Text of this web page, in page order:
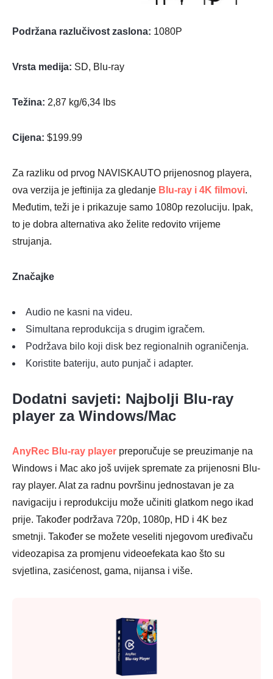
Podržana razlučivost zaslona: 1080P
Vrsta medija: SD, Blu-ray
Težina: 2,87 kg/6,34 lbs
Cijena: $199.99
Za razliku od prvog NAVISKAUTO prijenosnog playera,
ova verzija je jeftinija za gledanje Blu-ray i 4K filmovi.
Međutim, teži je i prikazuje samo 1080p rezoluciju. Ipak,
to je dobra alternativa ako želite redovito vrijeme
strujanja.
Značajke
Audio ne kasni na videu.
Simultana reprodukcija s drugim igračem.
Podržava bilo koji disk bez regionalnih ograničenja.
Koristite bateriju, auto punjač i adapter.
Dodatni savjeti: Najbolji Blu-ray
player za Windows/Mac
AnyRec Blu-ray player preporučuje se preuzimanje na
Windows i Mac ako još uvijek spremate za prijenosni Blu-
ray player. Alat za radnu površinu jednostavan je za
navigaciju i reprodukciju može učiniti glatkom nego ikad
prije. Također podržava 720p, 1080p, HD i 4K bez
smetnji. Također se možete veseliti njegovom uređivaču
videozapisa za promjenu videoefekata kao što su
svjetlina, zasićenost, gama, nijansa i više.